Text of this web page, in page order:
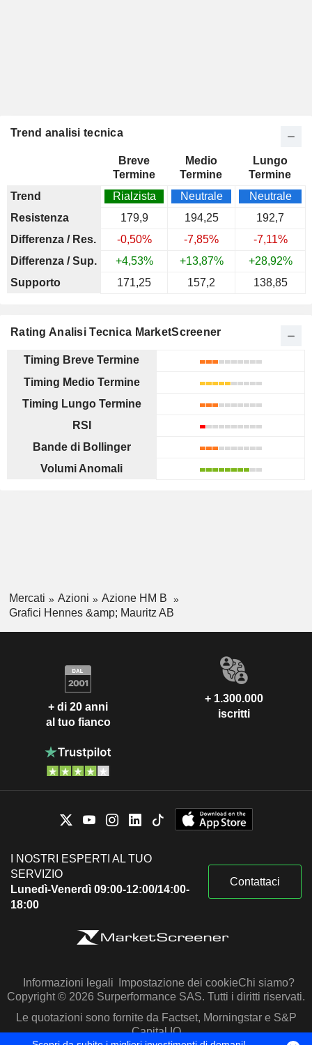
Trend analisi tecnica
Breve
Termine
Medio
Termine
Lungo
Termine
Trend
Rialzista Neutrale
Neutrale
Resistenza
179,9 194,25
192,7
Differenza / Res.
-0,50% -7,85%
-7,11%
Differenza / Sup.
+4,53% +13,87%
+28,92%
Supporto
171,25 157,2 138,85
Rating Analisi Tecnica MarketScreener
Timing Breve Termine
Timing Medio Termine
Timing Lungo Termine
RSI
Bande di Bollinger
Volumi Anomali
Mercati Azioni
Azione HM B
Grafici Hennes &amp; Mauritz AB
+ di 20 anni
al tuo fianco
+ 1.300.000
iscritti
I NOSTRI ESPERTI AL TUO
SERVIZIO
Lunedì-Venerdì 09:00-12:00/14:00-
18:00
Contattaci
Informazioni legali Impostazione dei cookieChi siamo?
Copyright © 2026 Surperformance SAS. Tutti i diritti riservati.
Le quotazioni sono fornite da Factset, Morningstar e S&P
Capital IQ